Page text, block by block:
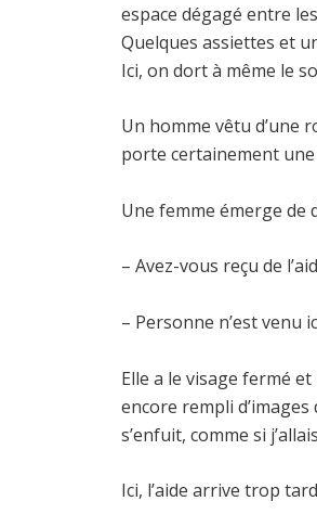
espace dégagé entre
Quelques assiettes et
Ici, on dort à même le
Un homme vêtu d’une
porte certainement
Une femme émerge de
– Avez-vous reçu de
– Personne n’est venu
Elle a le visage fermé
encore rempli
s’enfuit, comme si
Ici, l’aide arrive trop